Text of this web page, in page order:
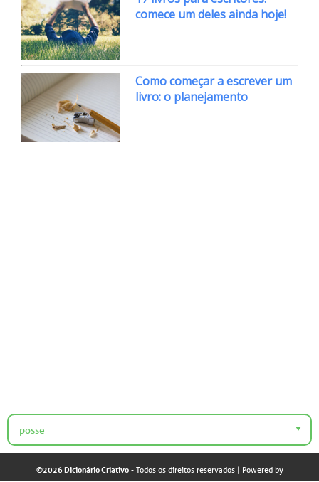
comece um deles ainda hoje!
Como começar a escrever um
livro: o planejamento
©2026 Dicionário Criativo- Todos os direitos reservados| Powered by
posse